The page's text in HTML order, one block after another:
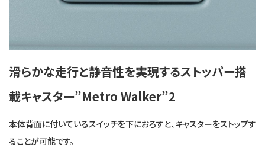
滑らかな走行と静音性を実現するストッパー搭
載キャスター”Metro Walker”2
本体背面に付いているスイッチを下におろすと、キャスターをストップす
ることが可能です。